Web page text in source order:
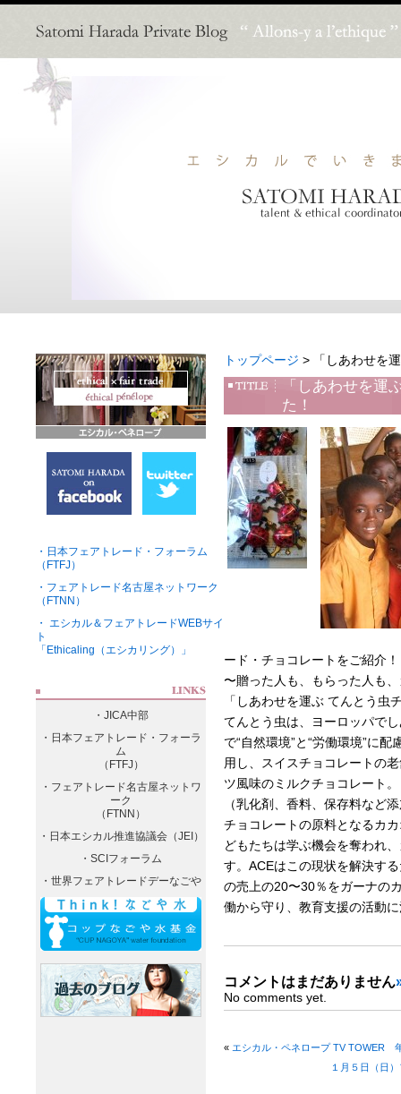
・日本フェアトレード・フォーラム
（FTFJ）
・フェアトレード名古屋ネットワーク
（FTNN）
・ エシカル＆フェアトレードWEBサイ
ト
「Ethicaling（エシカリング）」
・JICA中部
・日本フェアトレード・フォーラ
ム
（FTFJ）
・フェアトレード名古屋ネットワ
ーク
（FTNN）
・日本エシカル推進協議会（JEI）
・SCIフォーラム
・世界フェアトレードデーなごや
トップページ > 「しあわせを
「しあわせを運
た！
ード・チョコレートをご紹介
〜贈った人も、もらった人も
「しあわせを運ぶ てんとう
てんとう虫は、ヨーロッパで
で“自然環境”と“労働環境”に
用し、スイスチョコレートの
ツ風味のミルクチョコレート。
（乳化剤、香料、保存料など
チョコレートの原料となるカ
どもたちは学ぶ機会を奪われ
す。ACEはこの現状を解決す
の売上の20〜30％をガーナの
働から守り、教育支援の活動
コメントはまだありません
No comments yet.
« エシカル・ペネロープ TV TOWER
１月５日（日